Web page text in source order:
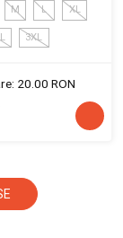
M L XL
3XL
20.00 RON